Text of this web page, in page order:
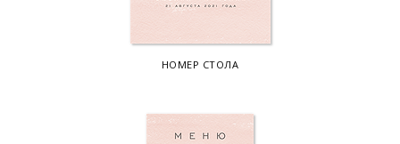
НОМЕР СТОЛА